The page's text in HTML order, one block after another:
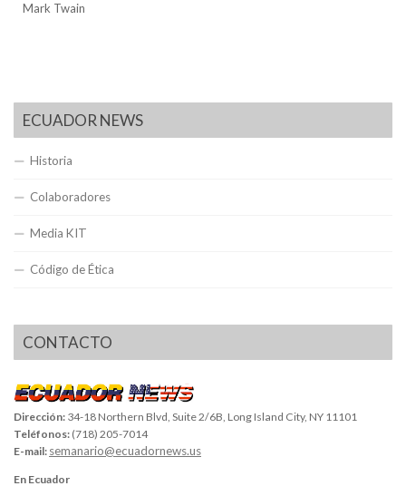
Mark Twain
ECUADOR NEWS
Historia
Colaboradores
Media KIT
Código de Ética
CONTACTO
Dirección: 34-18 Northern Blvd, Suite 2/6B, Long Island City, NY 11101
Teléfonos: (718) 205-7014
E-mail: semanario@ecuadornews.us
En Ecuador